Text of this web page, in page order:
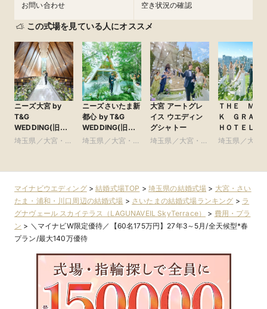
お問い合わせ 空き状況の確認
この式場を見ている人にオススメ
ニーズ大宮 by
T&G
WEDDING(旧
アーヴェリール迎
埼玉県／大宮・さ
ニーズさいたま新
都心 by T&G
WEDDING(旧
ガーデンヒルズ迎
埼玉県／大宮・さ
大宮 アートグレ
イス ウエディン
グシャトー
埼玉県／大宮・さ
ＴＨＥ ＭＡ
Ｋ ＧＲＡ
ＨＯＴＥＬ
●Plan・Do・
埼玉県／大宮
マイナビウエディング>結婚式場TOP > 埼玉県の結婚式場 > 大宮・さい
たま・浦和・川口周辺の結婚式場 > さいたまの結婚式場ランキング > ラ
グナヴェール スカイテラス（LAGUNAVEIL SkyTerrace）
> 費用・プラ
ン > ＼マイナビW限定優待／【60名175万円】27年3～5月/全天候型*春
プラン/最大140万優待